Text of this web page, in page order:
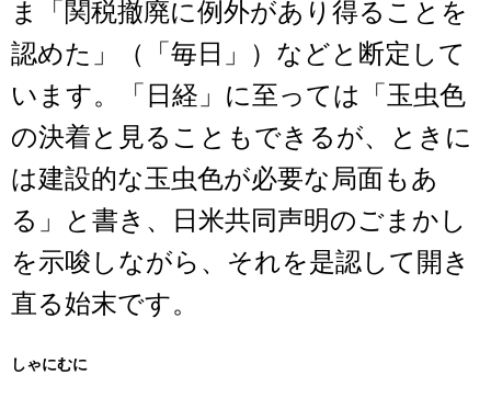
ま「関税撤廃に例外があり得ることを
認めた」（「毎日」）などと断定して
います。「日経」に至っては「玉虫色
の決着と見ることもできるが、ときに
は建設的な玉虫色が必要な局面もあ
る」と書き、日米共同声明のごまかし
を示唆しながら、それを是認して開き
直る始末です。
しゃにむに